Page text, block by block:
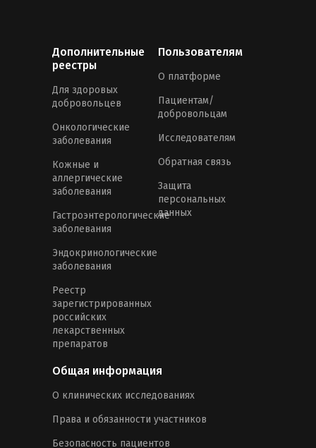
Дополнительные
реестры
Для здоровых
добровольцев
Онкологические
заболевания
Кожные и
аллергические
заболевания
Гастроэнтерологические
заболевания
Эндокринологические
заболевания
Реестр
зарегистрированных
российских
лекарственных
препаратов
Пользователям
О платформе
Пациентам/
добровольцам
Исследователям
Обратная связь
Защита
персональных
данных
Общая информация
О клинических исследованиях
Права и обязанности участников
Безопасность пациентов